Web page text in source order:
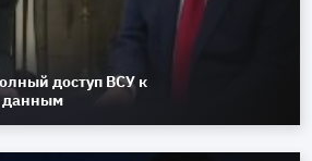
доступ ВСУ к
данным